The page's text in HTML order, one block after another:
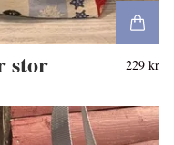
stor 229 kr